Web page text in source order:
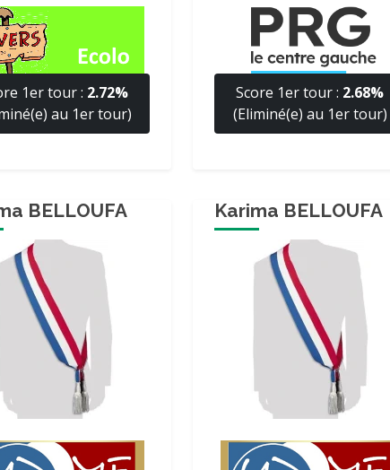
1er tour : 2.72%
au 1er tour)
Score 1er tour : 2.68%
(Eliminé(e) au 1er tour)
BELLOUFA Karima BELLOUFA